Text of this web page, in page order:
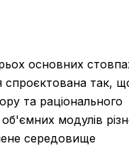
основних
спроєктована так,
та раціонального
модулів
середовище